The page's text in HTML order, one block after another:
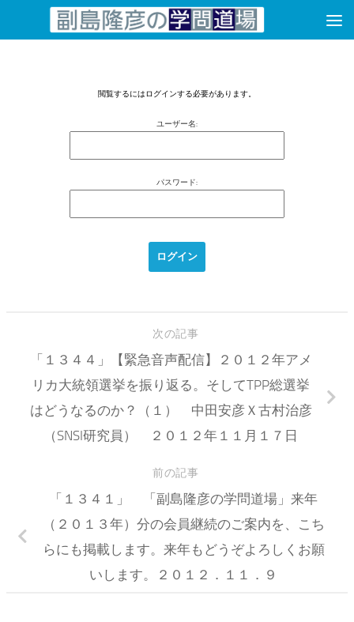
コンテンツへスキップ
閲覧するにはログインする必要があります。
ユーザー名:
パスワード:
次の記事
「１３４４」【緊急音声配信】２０１２年アメ
リカ大統領選挙を振り返る。そしてTPP総選挙
はどうなるのか？（１） 中田安彦Ｘ古村治彦
（SNSI研究員） ２０１２年１１月１７日
前の記事
「１３４１」 「副島隆彦の学問道場」来年
（２０１３年）分の会員継続のご案内を、こち
らにも掲載します。来年もどうぞよろしくお願
いします。２０１２．１１．９